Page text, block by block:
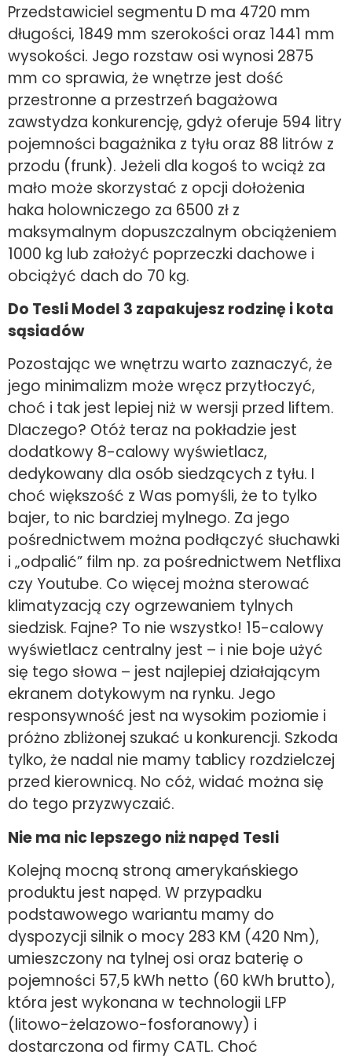
Przedstawiciel segmentu D ma 4720 mm
długości, 1849 mm szerokości oraz 1441 mm
wysokości. Jego rozstaw osi wynosi 2875
mm co sprawia, że wnętrze jest dość
przestronne a przestrzeń bagażowa
zawstydza konkurencję, gdyż oferuje 594 litry
pojemności bagażnika z tyłu oraz 88 litrów z
przodu (frunk). Jeżeli dla kogoś to wciąż za
mało może skorzystać z opcji dołożenia
haka holowniczego za 6500 zł z
maksymalnym dopuszczalnym obciążeniem
1000 kg lub założyć poprzeczki dachowe i
obciążyć dach do 70 kg.
Do Tesli Model 3 zapakujesz rodzinę i kota
sąsiadów
Pozostając we wnętrzu warto zaznaczyć, że
jego minimalizm może wręcz przytłoczyć,
choć i tak jest lepiej niż w wersji przed liftem.
Dlaczego? Otóż teraz na pokładzie jest
dodatkowy 8-calowy wyświetlacz,
dedykowany dla osób siedzących z tyłu. I
choć większość z Was pomyśli, że to tylko
bajer, to nic bardziej mylnego. Za jego
pośrednictwem można podłączyć słuchawki
i „odpalić” film np. za pośrednictwem Netflixa
czy Youtube. Co więcej można sterować
klimatyzacją czy ogrzewaniem tylnych
siedzisk. Fajne? To nie wszystko! 15-calowy
wyświetlacz centralny jest – i nie boje użyć
się tego słowa – jest najlepiej działającym
ekranem dotykowym na rynku. Jego
responsywność jest na wysokim poziomie i
próżno zbliżonej szukać u konkurencji. Szkoda
tylko, że nadal nie mamy tablicy rozdzielczej
przed kierownicą. No cóż, widać można się
do tego przyzwyczaić.
Nie ma nic lepszego niż napęd Tesli
Kolejną mocną stroną amerykańskiego
produktu jest napęd. W przypadku
podstawowego wariantu mamy do
dyspozycji silnik o mocy 283 KM (420 Nm),
umieszczony na tylnej osi oraz baterię o
pojemności 57,5 kWh netto (60 kWh brutto),
która jest wykonana w technologii LFP
(litowo-żelazowo-fosforanowy) i
dostarczona od firmy CATL. Choć